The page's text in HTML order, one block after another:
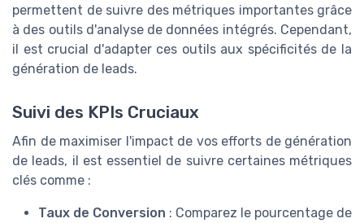
permettent de suivre des métriques importantes grâce
à des outils d'analyse de données intégrés. Cependant,
il est crucial d'adapter ces outils aux spécificités de la
génération de leads.
Suivi des KPIs Cruciaux
Afin de maximiser l'impact de vos efforts de génération
de leads, il est essentiel de suivre certaines métriques
clés comme :
Taux de Conversion : Comparez le pourcentage de